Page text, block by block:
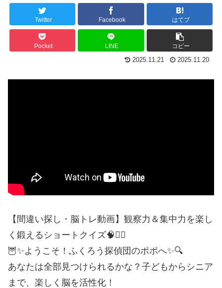
Twitter Facebook はてブ
Pocket LINE コピー
2025.11.21 2025.11.20
【間違い探し・脳トレ動画】観察力＆集中力を楽し
く鍛えるショートクイズ🧠🕵️‍♂️
🦉✨ようこそ！ふくろう探偵団のポポへ✨🔍
あなたは全部見つけられるかな？子どもからシニア
まで、楽しく脳を活性化！